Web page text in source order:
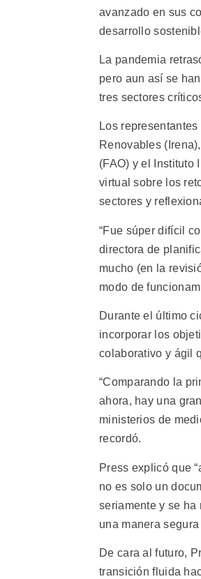
avanzado en sus
desarrollo
La pandemia
pero aun así se
tres sectores
Los
Renovables
(FAO) y el Instituto
virtual sobre los
sectores y
“Fue súper difícil
directora de
mucho (en la
modo de
Durante el último
incorporar los
colaborativo y ágil
“Comparando la
ahora, hay una
ministerios de
recordó.
Press explicó que
no es solo un
seriamente y se ha
una manera
De cara al futuro,
transición fluida